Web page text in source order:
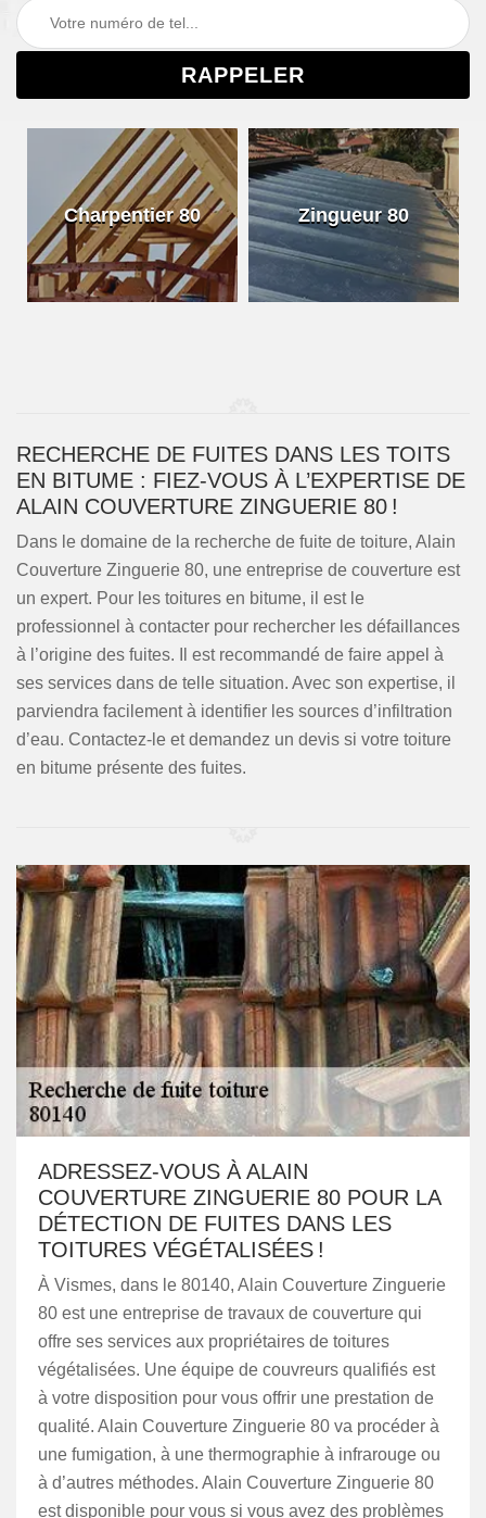
Charpentier 80 Zingueur 80
RECHERCHE DE FUITES DANS LES TOITS
EN BITUME : FIEZ-VOUS À L’EXPERTISE DE
ALAIN COUVERTURE ZINGUERIE 80 !
Dans le domaine de la recherche de fuite de toiture, Alain
Couverture Zinguerie 80, une entreprise de couverture est
un expert. Pour les toitures en bitume, il est le
professionnel à contacter pour rechercher les défaillances
à l’origine des fuites. Il est recommandé de faire appel à
ses services dans de telle situation. Avec son expertise, il
parviendra facilement à identifier les sources d’infiltration
d’eau. Contactez-le et demandez un devis si votre toiture
en bitume présente des fuites.
ADRESSEZ-VOUS À ALAIN
COUVERTURE ZINGUERIE 80 POUR LA
DÉTECTION DE FUITES DANS LES
TOITURES VÉGÉTALISÉES !
À Vismes, dans le 80140, Alain Couverture Zinguerie
80 est une entreprise de travaux de couverture qui
offre ses services aux propriétaires de toitures
végétalisées. Une équipe de couvreurs qualifiés est
à votre disposition pour vous offrir une prestation de
qualité. Alain Couverture Zinguerie 80 va procéder à
une fumigation, à une thermographie à infrarouge ou
à d’autres méthodes. Alain Couverture Zinguerie 80
est disponible pour vous si vous avez des problèmes